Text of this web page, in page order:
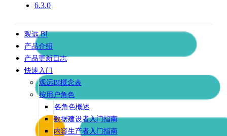
6.3.0
观远 BI
产品介绍
产品更新日志
快速入门
观远BI概念表
按用户角色
各角色概述
数据建设者入门指南
内容生产者入门指南